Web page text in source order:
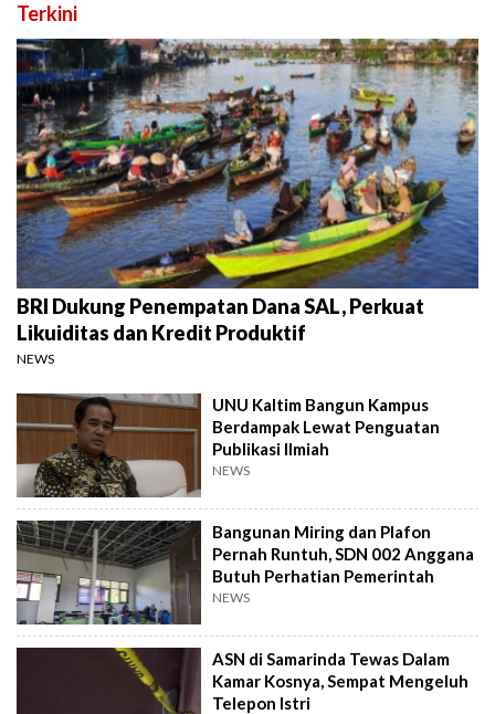
Terkini
BRI Dukung Penempatan Dana SAL, Perkuat
Likuiditas dan Kredit Produktif
NEWS
UNU Kaltim Bangun Kampus
Berdampak Lewat Penguatan
Publikasi Ilmiah
NEWS
Bangunan Miring dan Plafon
Pernah Runtuh, SDN 002 Anggana
Butuh Perhatian Pemerintah
NEWS
ASN di Samarinda Tewas Dalam
Kamar Kosnya, Sempat Mengeluh
Telepon Istri